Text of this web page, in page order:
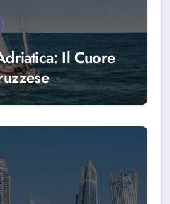
Il Cuore